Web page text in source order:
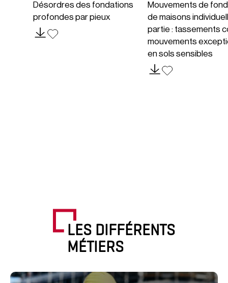
Désordres des fondations
profondes par pieux
Mouvements de
de maisons
partie : tassements
mouvements
en sols sensibles
LES DIFFÉRENTS
MÉTIERS